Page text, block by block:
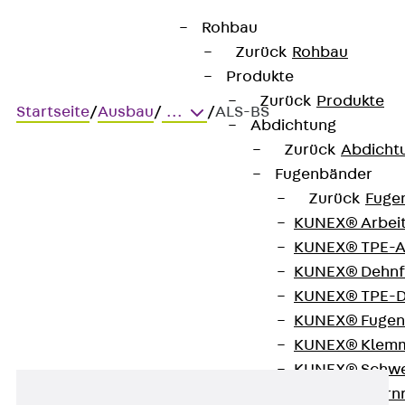
Rohbau
Zurück Rohbau
Produkte
Zurück Produkte
Abdichtung
Zurück
Fugenbänder
Zurück
KUNEX®
KUNEX®
KUNEX®
KUNEX®
KUNEX®
KUNEX®
KUNEX®
KUNEX®
Startseite/Ausbau/ ... /ALS-BS
Auflagestütze für Konsole,